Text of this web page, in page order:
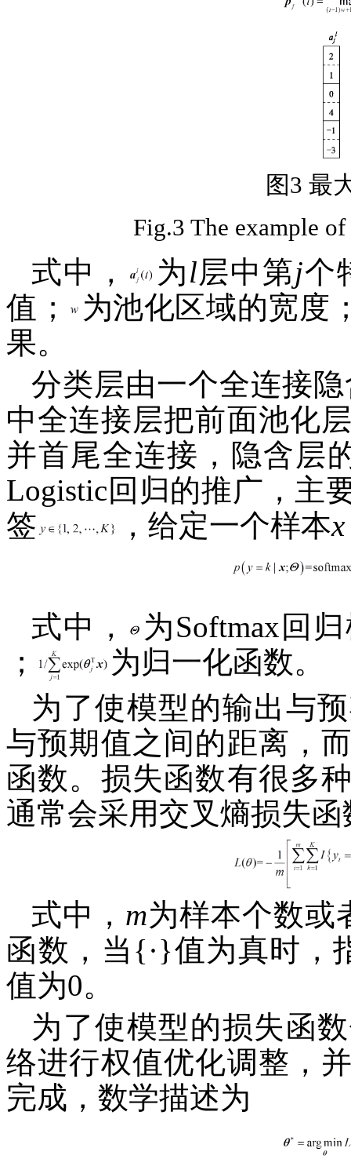
图3 最
Fig.3 The example
式中， 为l层中第j个
值；
为池化区域的宽度
果。
分类层由一个全连接
中全连接层把前面池化
并首尾全连接，隐含层
Logistic回归的推广，主
签
，给定一个样本x
式中，
为Softmax回
；
为归一化函数。
为了使模型的输出与
与预期值之间的距离，
函数。损失函数有很多
通常会采用交叉熵损失
式中， m为样本个数或
函数，当{·}值为真时，
值为0。
为了使模型的损失函
络进行权值优化调整，
完成，数学描述为